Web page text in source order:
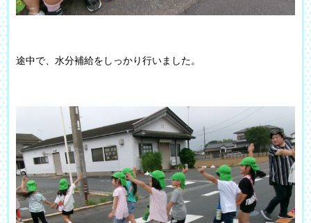
途中で、水分補給をしっかり行いました。